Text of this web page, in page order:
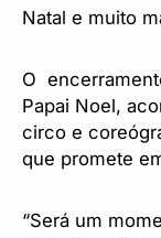
Natal e muito
O
Papai Noel,
circo e
que promete
“Será um